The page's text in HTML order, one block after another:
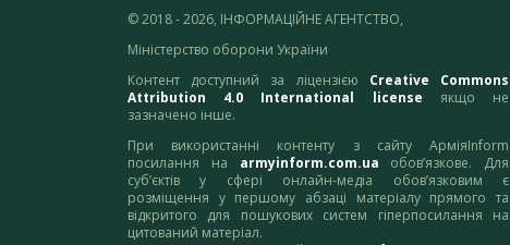
© 2018 - 2026, ІНФОРМАЦІЙНЕ АГЕНТСТВО,
Міністерство оборони України
Контент доступний за ліцензією Creative Commons
Attribution 4.0 International license якщо не
зазначено інше.
При використанні контенту з сайту АрміяInform
посилання на armyinform.com.ua обов’язкове. Для
суб’єктів у сфері онлайн-медіа обов’язковим є
розміщення у першому абзаці матеріалу прямого та
відкритого для пошукових систем гіперпосилання на
цитований матеріал.